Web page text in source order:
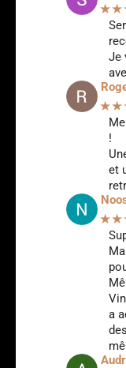
Je
!
et
a